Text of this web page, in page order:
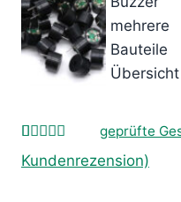
Bewertet
mit5.00
1
geprüfte
Kundenrezension)